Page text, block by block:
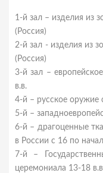
1-й зал – изделия из
(Россия)
2-й зал - изделия из
(Россия)
3-й зал –
в.в.
4-й – русское оружие
5-й –
6-й – драгоценные
в России с 16 по
7-й –
церемониала 13-18